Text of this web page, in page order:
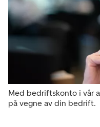
Med bedriftskonto i vår
på vegne av din bedrift.